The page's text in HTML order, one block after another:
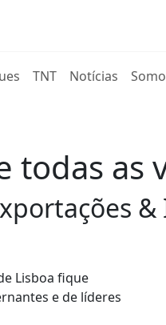
TNT Notícias
as
Lisboa fique
e de líderes